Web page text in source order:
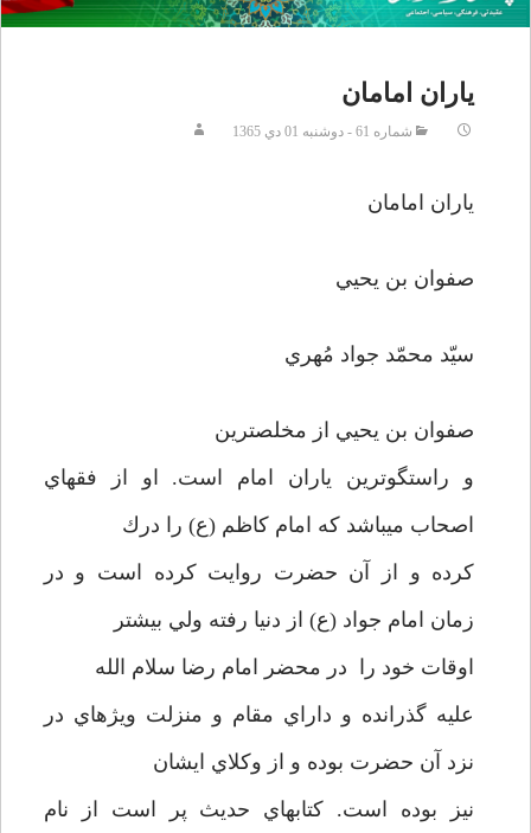
یاران امامان
شماره 61 - دوشنبه 01 دي 1365
ياران امامان
صفوان بن يحيي
سيّد محمّد جواد مُهري
صفوان بن يحيي از مخلص­ترين
و راستگوترين ياران امام است. او از فقهاي
اصحاب مي­باشد كه امام كاظم (ع) را درك
كرده و از آن حضرت روايت كرده است و در
زمان امام جواد (ع) از دنيا رفته ولي بيشتر
اوقات خود را در محضر امام رضا سلام الله
عليه گذرانده و داراي مقام و منزلت ويژه­اي در
نزد آن حضرت بوده و از وكلاي ايشان
نيز بوده است. كتابهاي حديث پر است از نام